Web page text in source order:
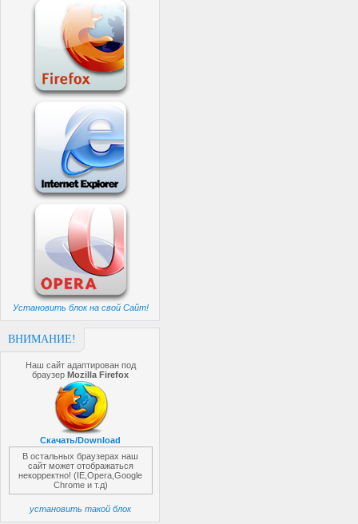
Установить блок на свой Сайт!
ВНИМАНИЕ!
Наш сайт адаптирован под
браузерMozilla Firefox
Скачать/Download
В остальных браузерах наш
сайт может отображаться
некорректно! (IE,Opera,Google
Chrome и т.д)
установить такой блок